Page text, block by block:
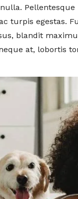
nulla.
turpis egestas.
blandit
at, lobortis